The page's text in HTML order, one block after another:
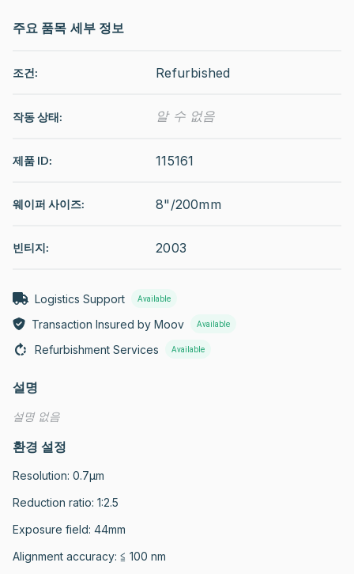
주요 품목 세부 정보
조건: Refurbished
작동 상태: 알 수 없음
제품 ID: 115161
웨이퍼 사이즈: 8"/200mm
빈티지: 2003
Logistics Support Available
Transaction Insured by Moov Available
Refurbishment Services Available
설명
설명 없음
환경 설정
Resolution: 0.7µm
Reduction ratio: 1:2.5
Exposure field: 44mm
Alignment accuracy: ≦ 100 nm